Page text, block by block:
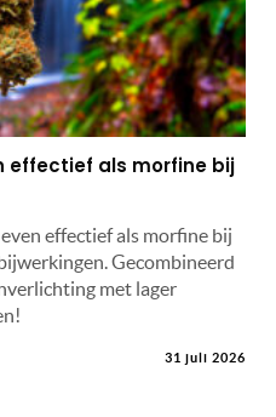
effectief als morfine bij
effectief als morfine bij
Gecombineerd
met lager
31 juli 2026